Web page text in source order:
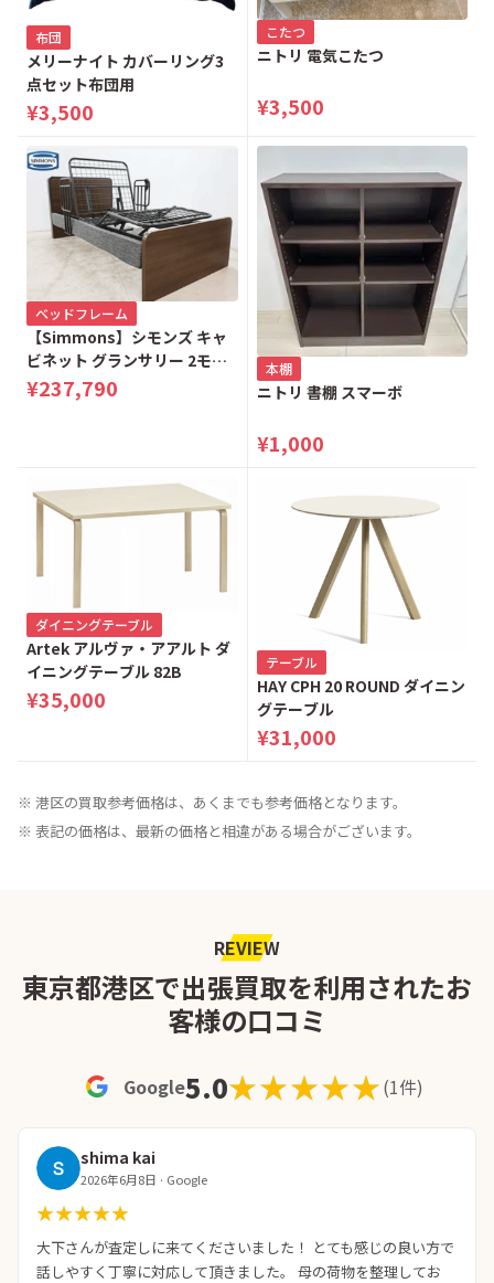
布団
メリーナイト カバーリング3
点セット布団用
¥3,500
こたつ
ニトリ 電気こたつ
¥3,500
ベッドフレーム
【Simmons】シモンズ キャ
ビネット グランサリー 2モー
ター 電動リクライニングベッ
ド シングルベッド
¥237,790
本棚
ニトリ 書棚 スマーボ
¥1,000
ダイニングテーブル
Artek アルヴァ・アアルト ダ
イニングテーブル 82B
¥35,000
テーブル
HAY CPH 20 ROUND ダイニン
グテーブル
¥31,000
※ 港区の買取参考価格は、あくまでも参考価格となります。
※ 表記の価格は、最新の価格と相違がある場合がございます。
REVIEW
東京都港区で出張買取を利用されたお
客様の口コミ
Google5.0★★★★★
★★★★★(1件)
shima kai
2026年6月8日 · Google
★★★★★
★★★★★
大下さんが査定しに来てくださいました！ とても感じの良い方で
話しやすく丁寧に対応して頂きました。 母の荷物を整理してお